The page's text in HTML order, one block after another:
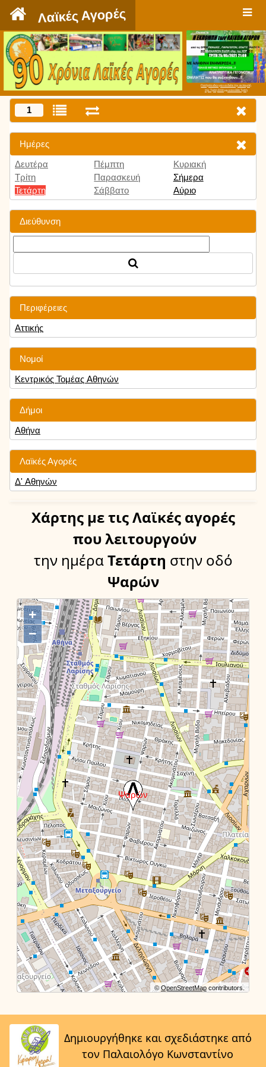
Λαϊκές Αγορές
Πατήστε εδώ για να δείτε την εκπομπή
την Τρίτη 9:00 μμ και κάθε Τρίτη
1
Ημέρες
Δευτέρα
Τρίτη
Τετάρτη
Πέμπτη
Παρασκευή
Σάββατο
Κυριακή
Σήμερα
Αύριο
Διεύθυνση
Περιφέρειες
Αττικής
Νομοί
Κεντρικός Τομέας Αθηνών
Δήμοι
Αθήνα
Λαϊκές Αγορές
Δ' Αθηνών
Χάρτης με τις Λαϊκές αγορές
που λειτουργούν
την ημέραΤετάρτη στην οδό
Ψαρών
+
−
©OpenStreetMapcontributors.
Δημιουργήθηκε και σχεδιάστηκε από
τον Παλαιολόγο Κωνσταντίνο